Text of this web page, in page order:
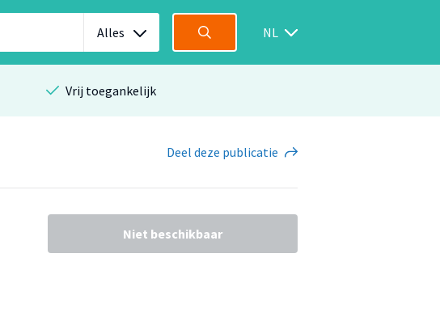
Alles NL
Vrij toegankelijk
Deel deze publicatie
Niet beschikbaar